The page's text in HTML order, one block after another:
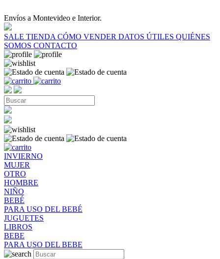
Envíos a Montevideo e Interior.
SALE TIENDA CÓMO VENDER DATOS ÚTILES QUIÉNES
SOMOS CONTACTO
INVIERNO
MUJER
OTRO
HOMBRE
NIÑO
BEBÉ
PARA USO DEL BEBÉ
JUGUETES
LIBROS
BEBE
PARA USO DEL BEBE